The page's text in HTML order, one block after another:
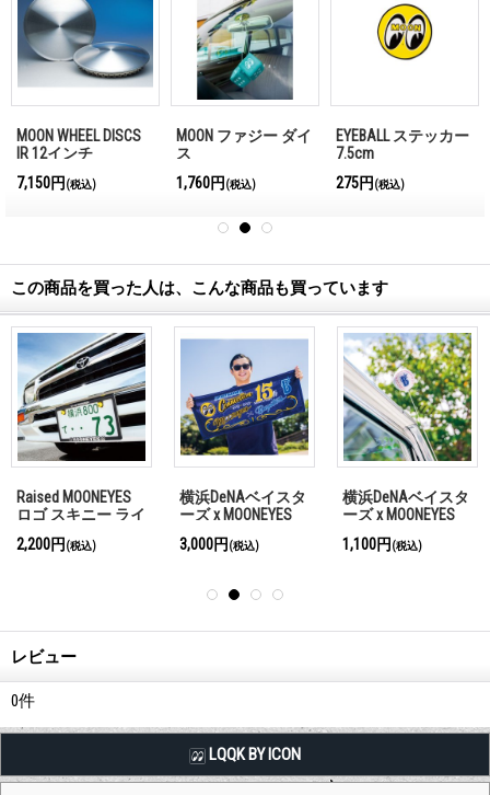
MOON WHEEL DISCS
IR 12インチ
7,150円 (税込)
MOON ファジー ダイ
ス
1,760円 (税込)
EYEBALL ステッカー
7.5cm
275円 (税込)
この商品を買った人は、こんな商品も買っています
Raised MOONEYES
ロゴ スキニー ライ
レーム
2,200円 (税込)
横浜DeNAベイスタ
ーズ x MOONEYES
ル
3,000円 (税込)
横浜DeNAベイスタ
ーズ x MOONEYES
1,100円 (税込)
レビュー
0件
LQQK BY ICON